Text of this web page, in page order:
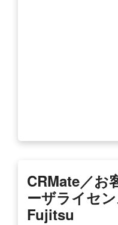
CRMate／お
ーザライセ
Fujitsu